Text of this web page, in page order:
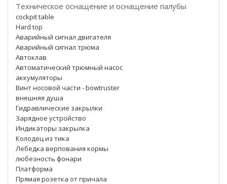
Техническое оснащение и оснащение палубы
cockpit table
Hard top
Аварийный сигнал двигателя
Аварийный сигнал трюма
Автоклав
Автоматический трюмный насос
аккумуляторы
Винт носовой части - bowtruster
внешняя душа
Гидравлические закрылки
Зарядное устройство
Индикаторы закрылка
Колодец из тика
Лебедка верпования кормы
любезность фонари
Платформа
Прямая розетка от причала